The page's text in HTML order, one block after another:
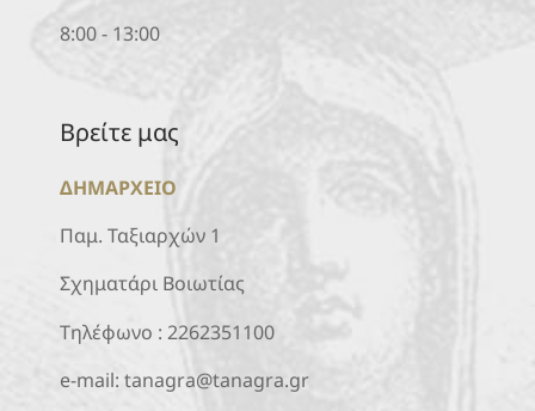
8:00 - 13:00
Βρείτε μας
ΔΗΜΑΡΧΕΙΟ
Παμ. Ταξιαρχών 1
Σχηματάρι Βοιωτίας
Τηλέφωνο : 2262351100
e-mail: tanagra@tanagra.gr